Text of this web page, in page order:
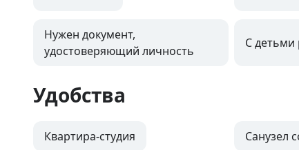
Нужен документ,
удостоверяющий личность
С
Удобства
Квартира-студия Санузел